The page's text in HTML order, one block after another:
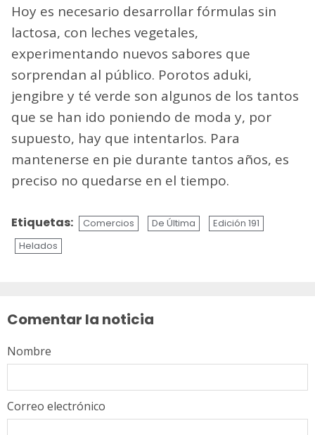
Hoy es necesario desarrollar fórmulas sin
lactosa, con leches vegetales,
experimentando nuevos sabores que
sorprendan al público. Porotos aduki,
jengibre y té verde son algunos de los tantos
que se han ido poniendo de moda y, por
supuesto, hay que intentarlos. Para
mantenerse en pie durante tantos años, es
preciso no quedarse en el tiempo.
Etiquetas: Comercios De Última
Edición 191
Helados
Comentar la noticia
Nombre
Correo electrónico